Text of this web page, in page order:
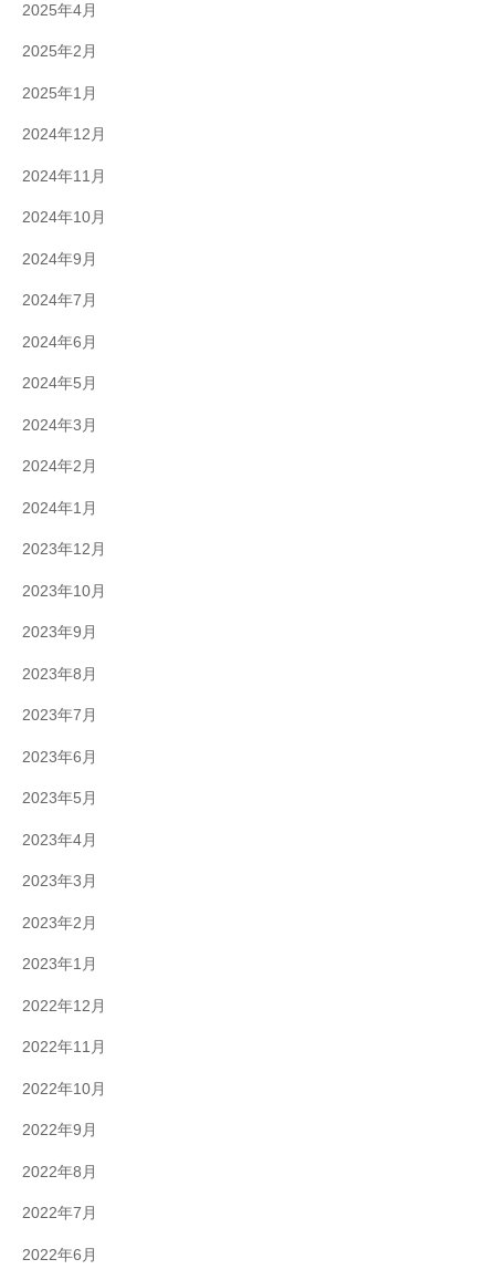
2025年4月
2025年2月
2025年1月
2024年12月
2024年11月
2024年10月
2024年9月
2024年7月
2024年6月
2024年5月
2024年3月
2024年2月
2024年1月
2023年12月
2023年10月
2023年9月
2023年8月
2023年7月
2023年6月
2023年5月
2023年4月
2023年3月
2023年2月
2023年1月
2022年12月
2022年11月
2022年10月
2022年9月
2022年8月
2022年7月
2022年6月